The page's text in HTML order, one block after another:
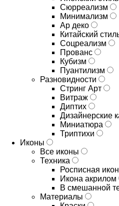
Сюрреализм
Минимализм
Ар деко
Китайский
Соцреализм
Прованс
Кубизм
Пуантилизм
Разновидности
Стринг Арт
Витраж
Диптих
Дизайнерские
Миниатюра
Триптихи
Иконы
Все иконы
Техника
Росписная
Икона акрилом
В смешанной
Материалы